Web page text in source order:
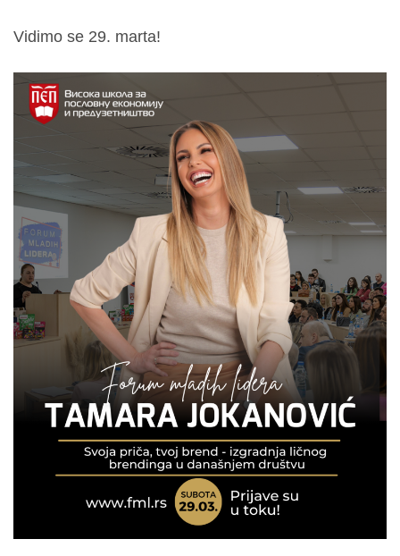
Vidimo se 29. marta!